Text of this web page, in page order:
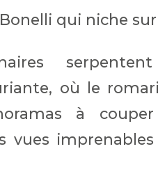
qui niche sur
où le
à
vues